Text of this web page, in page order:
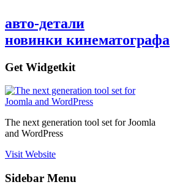
авто-детали
новинки кинематографа
Get Widgetkit
The next generation tool set for Joomla
and WordPress
Visit Website
Sidebar Menu